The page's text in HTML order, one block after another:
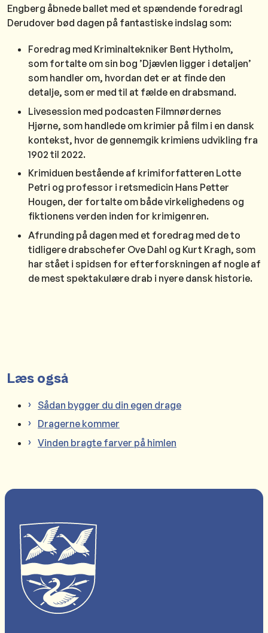
Engberg åbnede ballet med et spændende foredrag!
Derudover bød dagen på fantastiske indslag som:
Foredrag med Kriminaltekniker Bent Hytholm,
som fortalte om sin bog ’Djævlen ligger i detaljen’
som handler om, hvordan det er at finde den
detalje, som er med til at fælde en drabsmand.
Livesession med podcasten Filmnørdernes
Hjørne, som handlede om krimier på film i en dansk
kontekst, hvor de gennemgik krimiens udvikling fra
1902 til 2022.
Krimiduen bestående af krimiforfatteren Lotte
Petri og professor i retsmedicin Hans Petter
Hougen, der fortalte om både virkelighedens og
fiktionens verden inden for krimigenren.
Afrunding på dagen med et foredrag med de to
tidligere drabschefer Ove Dahl og Kurt Kragh, som
har stået i spidsen for efterforskningen af nogle af
de mest spektakulære drab i nyere dansk historie.
Læs også
Sådan bygger du din egen drage
Dragerne kommer
Vinden bragte farver på himlen